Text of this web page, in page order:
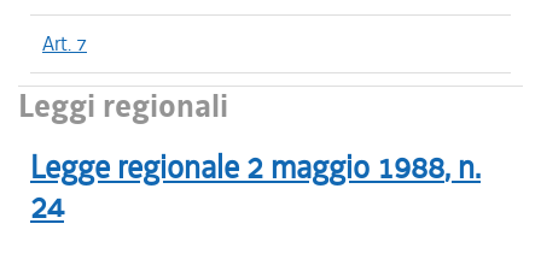
Art. 7
Leggi regionali
Legge regionale 2 maggio 1988, n.
24